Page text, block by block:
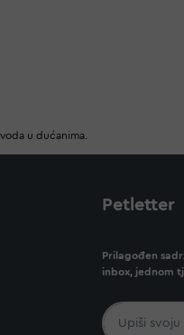
u dućanima.
Petletter
Prilagođen
inbox, jednom